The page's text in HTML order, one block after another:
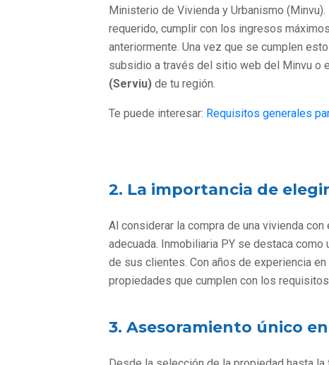
Ministerio de Vivienda y Urbanismo
requerido, cumplir con los ingresos
anteriormente. Una vez que se cumplen
subsidio a través del sitio web del Minvu o
(Serviu)de tu región.
Te puede interesar: Requisitos generales
2. La importancia de
Al considerar la compra de una vivienda
adecuada. Inmobiliaria PY se destaca
de sus clientes. Con años de experiencia
propiedades que cumplen con los
3. Asesoramiento único